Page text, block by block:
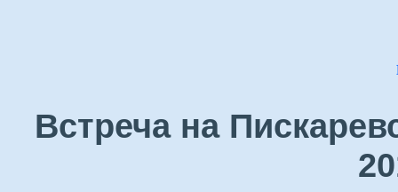
Встреча на